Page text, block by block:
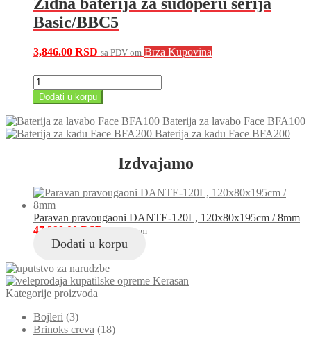
BZA4G
količina
Basic/BBC5
3,846.00 RSD sa PDV-om Brza Kupovina
Zidna
baterija
za
sudoperu
serija
Basic/BBC5
Dodati u korpu
Baterija za lavabo Face BFA100
Baterija za kadu Face BFA200
Izdvajamo
Paravan pravougaoni DANTE-120L, 120x80x195cm / 8mm
47,399.00 RSD sa PDV-om
Dodati u korpu
Kategorije proizvoda
Bojleri (3)
Brinoks creva (18)